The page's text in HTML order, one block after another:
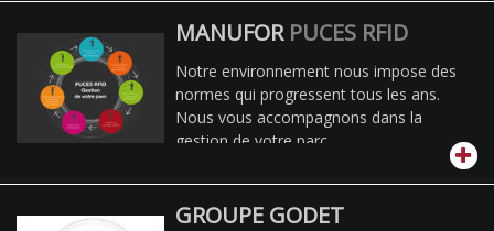
MANUFOR PUCES RFID
Notre environnement nous impose des
normes qui progressent tous les ans.
Nous vous accompagnons dans la
gestion de votre parc.
GROUPE GODET